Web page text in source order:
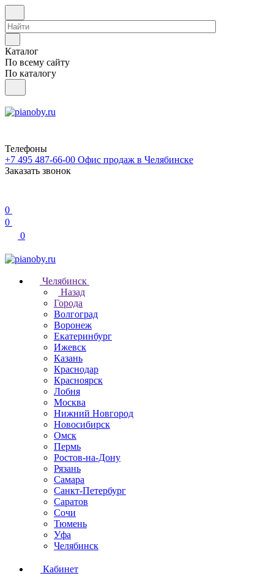
Каталог
По всему сайту
По каталогу
Телефоны
+7 495 487-66-00 Офис продаж в Челябинске
Заказать звонок
0
0
0
Челябинск
Назад
Города
Волгоград
Воронеж
Екатеринбург
Ижевск
Казань
Краснодар
Красноярск
Лобня
Москва
Нижний Новгород
Новосибирск
Омск
Пермь
Ростов-на-Дону
Рязань
Самара
Санкт-Петербург
Саратов
Сочи
Тюмень
Уфа
Челябинск
Кабинет